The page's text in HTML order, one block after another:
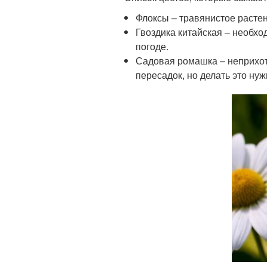
Флоксы – травянистое
Гвоздика китайская –
погоде.
Садовая ромашка –
пересадок, но делать это